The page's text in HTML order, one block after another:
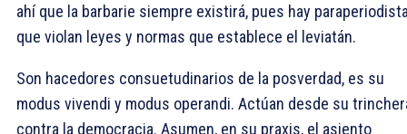
ahí que la barbarie siempre existirá, pues hay
que violan leyes y normas que establece el leviatán.
Son hacedores consuetudinarios de la posverdad, es su
modus vivendi y modus operandi. Actúan desde su
contra la democracia. Asumen, en su praxis, el asiento